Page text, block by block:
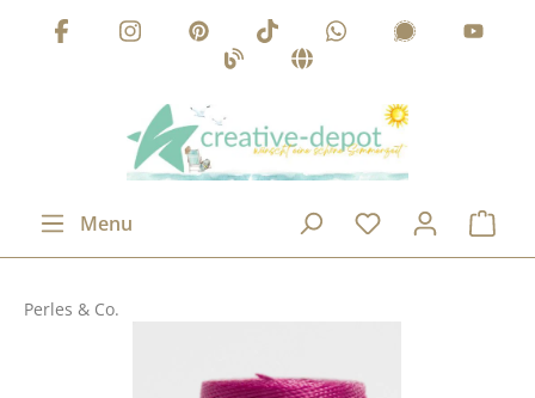
Passer au contenu principal
Menu
Perles & Co.